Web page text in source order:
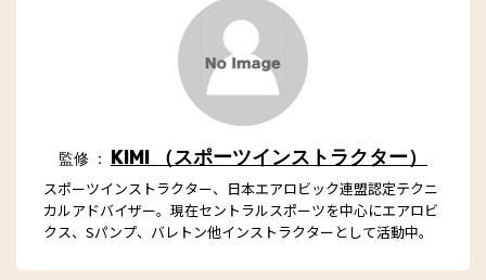
監修 ： KIMI （スポーツインストラクター）
スポーツインストラクター、日本エアロビック連盟認定テクニ
カルアドバイザー。現在セントラルスポーツを中心にエアロビ
クス、Sパンプ、バレトン他インストラクターとして活動中。